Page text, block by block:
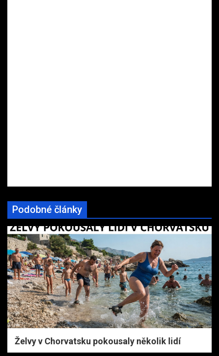
Podobné články
Želvy v Chorvatsku pokousaly několik lidí